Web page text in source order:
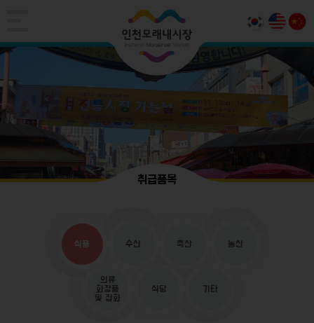
취급품목
식품 수산 축산 농산
의류
화장품
및 잡화
식당 기타